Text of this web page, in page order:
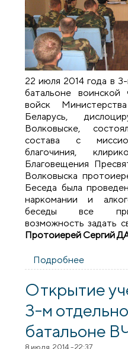
22 июля 2014 года в
батальоне
войск
Беларусь,
Волковыске,
состава с
благочиния,
Благовещения
Волковыска
Беседа была
наркомании и
беседы все
возможность задать
Протоиерей Сергий
Подробнее
части
Открытие
3-м
батальоне
8 июля, 2014 - 22:37